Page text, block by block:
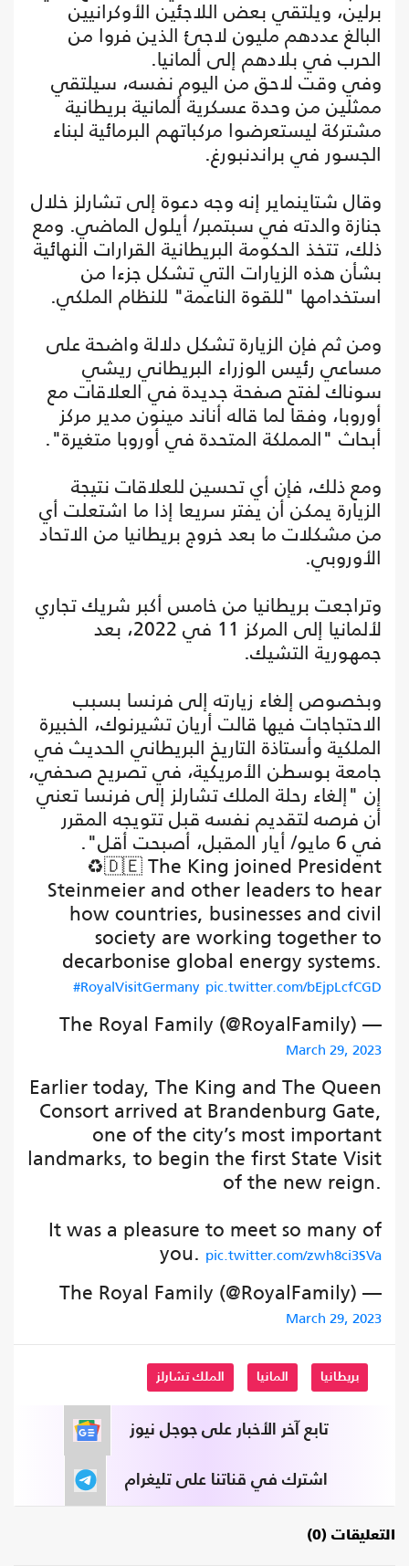
برلين، ويلتقي بعض اللاجئين الأوكرانيين
البالغ عددهم مليون لاجئ الذين فروا من
الحرب في بلادهم إلى ألمانيا.
وفي وقت لاحق من اليوم نفسه، سيلتقي
ممثلين من وحدة عسكرية ألمانية بريطانية
مشتركة ليستعرضوا مركباتهم البرمائية لبناء
الجسور في براندنبورغ.
وقال شتاينماير إنه وجه دعوة إلى تشارلز خلال
جنازة والدته في سبتمبر/ أيلول الماضي. ومع
ذلك، تتخذ الحكومة البريطانية القرارات النهائية
بشأن هذه الزيارات التي تشكل جزءا من
استخدامها "للقوة الناعمة" للنظام الملكي.
ومن ثم فإن الزيارة تشكل دلالة واضحة على
مساعي رئيس الوزراء البريطاني ريشي
سوناك لفتح صفحة جديدة في العلاقات مع
أوروبا، وفقا لما قاله أناند مينون مدير مركز
أبحاث "المملكة المتحدة في أوروبا متغيرة".
ومع ذلك، فإن أي تحسين للعلاقات نتيجة
الزيارة يمكن أن يفتر سريعا إذا ما اشتعلت أي
من مشكلات ما بعد خروج بريطانيا من الاتحاد
الأوروبي.
وتراجعت بريطانيا من خامس أكبر شريك تجاري
لألمانيا إلى المركز 11 في 2022، بعد
جمهورية التشيك.
وبخصوص إلغاء زيارته إلى فرنسا بسبب
الاحتجاجات فيها قالت أريان تشيرنوك، الخبيرة
الملكية وأستاذة التاريخ البريطاني الحديث في
جامعة بوسطن الأمريكية، في تصريح صحفي،
إن "إلغاء رحلة الملك تشارلز إلى فرنسا تعني
أن فرصه لتقديم نفسه قبل تتويجه المقرر
في 6 مايو/ أيار المقبل، أصبحت أقل".
♻️🇩🇪 The King joined President
Steinmeier and other leaders to hear
how countries, businesses and civil
society are working together to
decarbonise global energy systems.
#RoyalVisitGermany pic.twitter.com/bEjpLcfCGD
— The Royal Family (@RoyalFamily)
March 29, 2023
Earlier today, The King and The Queen
Consort arrived at Brandenburg Gate,
one of the city’s most important
landmarks, to begin the first State Visit
of the new reign.
It was a pleasure to meet so many of
you. pic.twitter.com/zwh8ci3SVa
— The Royal Family (@RoyalFamily)
March 29, 2023
بريطانيا المانيا الملك تشارلز
تابع آخر الأخبار على جوجل نيوز
اشترك في قناتنا على تليغرام
التعليقات (0)